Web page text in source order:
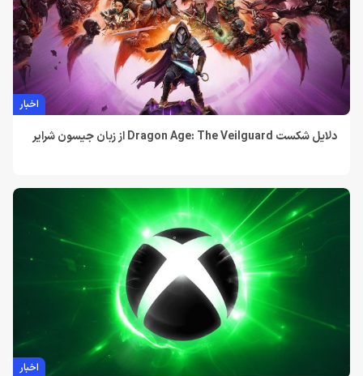
اخبار
دلایل شکست Dragon Age: The Veilguard از زبان جیسون شرایر
اخبار